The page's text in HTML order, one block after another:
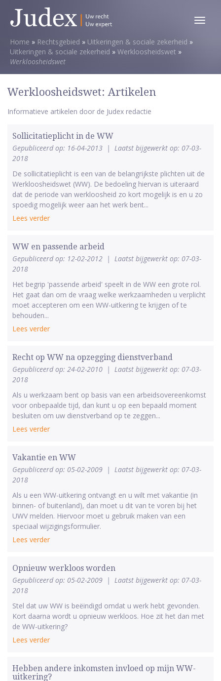
Toggle
Home » Rechtsgebied » Uitkeringen & sociale zekerheid »
Uitkeringen & sociale zekerheid » Werkloosheidswet »
Werkloosheidswet
Werkloosheidswet: Artikelen
Informatieve artikelen door de Judex redactie
Sollicitatieplicht in de WW
Gepubliceerd op: 16-04-2013 | Laatst bijgewerkt op: 07-03-
2018
De sollicitatieplicht is een van de belangrijkste plichten uit de
Werkloosheidswet (WW). De bedoeling hiervan is uiteraard
dat de periode van werkloosheid zo kort mogelijk is en u zo
spoedig mogelijk weer aan het werk bent...
Lees verder
WW en passende arbeid
Gepubliceerd op: 12-02-2012 | Laatst bijgewerkt op: 07-03-
2018
Het begrip 'passende arbeid' speelt in de WW een grote rol.
Het gaat dan om de vraag welke werkzaamheden u verplicht
moet accepteren om een WW-uitkering te krijgen of te
behouden...
Lees verder
Recht op WW na opzegging dienstverband
Gepubliceerd op: 24-02-2010 | Laatst bijgewerkt op: 07-03-
2018
Als u werkzaam bent op basis van een arbeidsovereenkomst
voor onbepaalde tijd, dan kunt u op een bepaald moment
besluiten om uw dienstverband op te zeggen...
Lees verder
Vakantie en WW
Gepubliceerd op: 05-02-2009 | Laatst bijgewerkt op: 07-03-
2018
Als u een WW-uitkering ontvangt en u wilt met vakantie (in
binnen- of buitenland), dan moet u dit van te voren bij het
UWV melden. Hiervoor moet u gebruik maken van een
speciaal wijzigingsformulier.
Lees verder
Opnieuw werkloos worden
Gepubliceerd op: 05-02-2009 | Laatst bijgewerkt op: 07-03-
2018
Stel dat uw WW is beëindigd omdat u werk hebt gevonden.
Kort daarna wordt u opnieuw werkloos. Hoe zit het dan met
de WW-uitkering?
Lees verder
Hebben andere inkomsten invloed op mijn WW-
uitkering?